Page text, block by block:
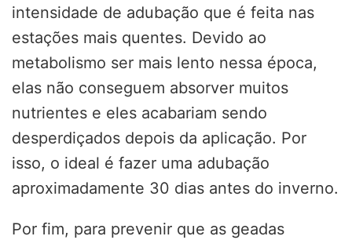
intensidade de adubação que é feita nas
estações mais quentes. Devido ao
metabolismo ser mais lento nessa época,
elas não conseguem absorver muitos
nutrientes e eles acabariam sendo
desperdiçados depois da aplicação. Por
isso, o ideal é fazer uma adubação
aproximadamente 30 dias antes do inverno.
Por fim, para prevenir que as geadas